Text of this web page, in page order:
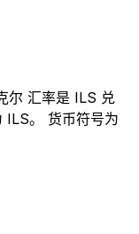
尔 汇率是 ILS 兑
ILS。 货币符号为